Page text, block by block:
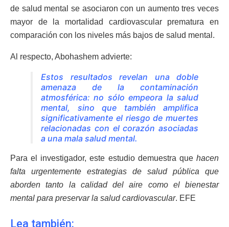
de salud mental se asociaron con un aumento tres veces
mayor de la mortalidad cardiovascular prematura en
comparación con los niveles más bajos de salud mental.
Al respecto, Abohashem advierte:
Estos resultados revelan una doble
amenaza de la contaminación
atmosférica: no sólo empeora la salud
mental, sino que también amplifica
significativamente el riesgo de muertes
relacionadas con el corazón asociadas
a una mala salud mental.
Para el investigador, este estudio demuestra quehacen
falta urgentemente estrategias de salud pública que
aborden tanto la calidad del aire como el bienestar
mental para preservar la salud cardiovascular. EFE
Lea también: